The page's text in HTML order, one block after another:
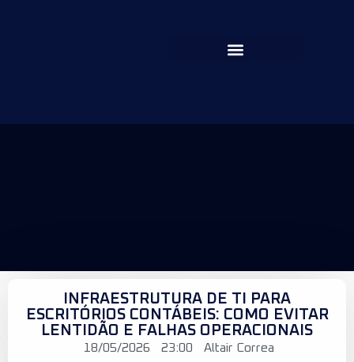
INFRAESTRUTURA DE TI PARA
ESCRITÓRIOS CONTÁBEIS: COMO EVITAR
LENTIDÃO E FALHAS OPERACIONAIS
18/05/2026 23:00 Altair Correa